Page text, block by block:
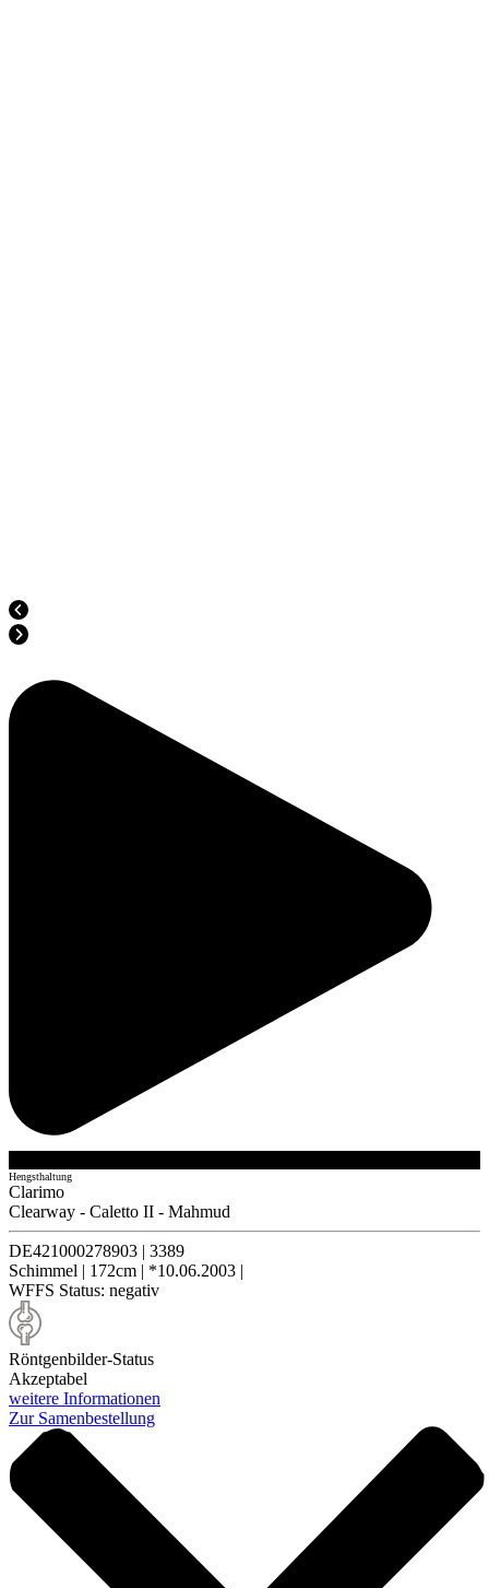
Hengsthaltung
Clarimo
Clearway - Caletto II - Mahmud
DE421000278903 | 3389
Schimmel | 172cm | *10.06.2003 |
WFFS Status: negativ
Röntgenbilder-Status
Akzeptabel
weitere Informationen
Zur Samenbestellung